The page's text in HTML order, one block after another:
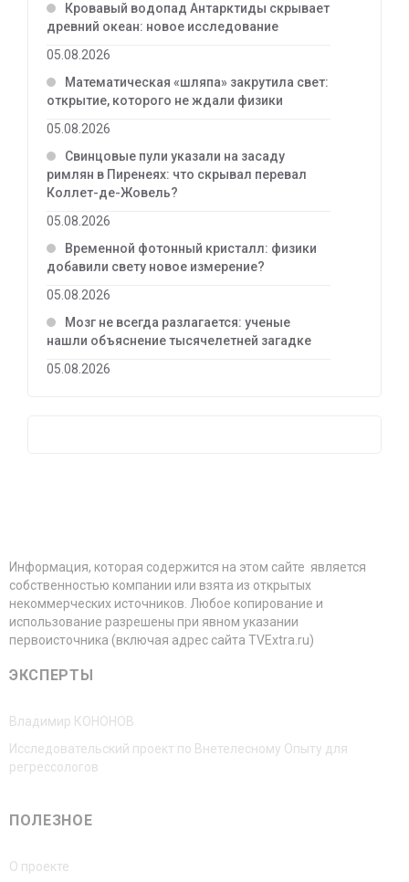
Кровавый водопад Антарктиды скрывает
древний океан: новое исследование
05.08.2026
Математическая «шляпа» закрутила свет:
открытие, которого не ждали физики
05.08.2026
Свинцовые пули указали на засаду
римлян в Пиренеях: что скрывал перевал
Коллет-де-Жовель?
05.08.2026
Временной фотонный кристалл: физики
добавили свету новое измерение?
05.08.2026
Мозг не всегда разлагается: ученые
нашли объяснение тысячелетней загадке
05.08.2026
Информация, которая содержится на этом сайте является
собственностью компании или взята из открытых
некоммерческих источников. Любое копирование и
использование разрешены при явном указании
первоисточника (включая адрес сайта TVExtra.ru)
ЭКСПЕРТЫ
Владимир КОНОНОВ
Исследовательский проект по Внетелесному Опыту для
регрессологов
ПОЛЕЗНОЕ
О проекте